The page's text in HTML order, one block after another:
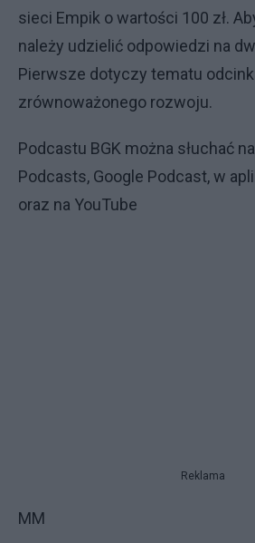
sieci Empik o wartości 100 zł.
należy udzielić odpowiedzi na
Pierwsze dotyczy tematu
zrównoważonego rozwoju.
Podcastu BGK można słuchać
Podcasts, Google Podcast, w
oraz na YouTube
Reklama
MM